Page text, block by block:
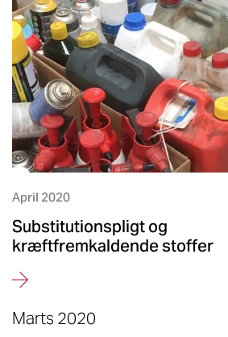
April 2020
Substitutionspligt og
kræftfremkaldende stoffer
Marts 2020